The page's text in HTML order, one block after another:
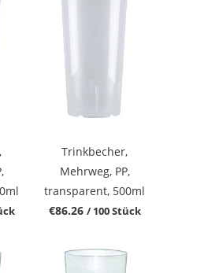
Trinkbecher,
Mehrweg, PP,
transparent, 500ml
€86.26 / 100 Stück